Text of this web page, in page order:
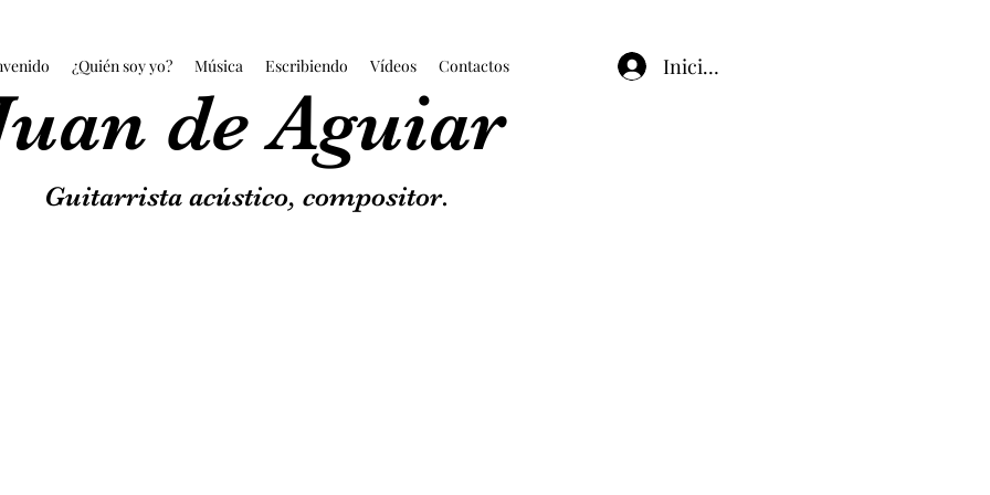
Guitarrista acústico, compositor.
de Aguiar
Iniciar sesión
¿Quién soy yo? Música Escribiendo Vídeos Contactos